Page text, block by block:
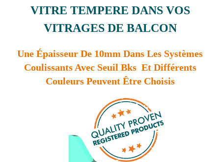
VITRE TEMPERE DANS VOS
VITRAGES DE BALCON
Une Épaisseur De 10mm Dans Les Systèmes
Coulissants Avec Seuil Bks Et Différents
Couleurs Peuvent Être Choisis